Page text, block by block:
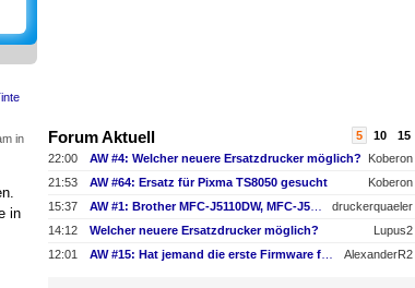
in
in
Forum Aktuell 5 10
15
22:00
AW #4: Welcher neuere Ersatzdrucker möglich?
Koberon
21:53
AW #64: Ersatz für Pixma TS8050 gesucht
Koberon
15:37
druckerquaeler
14:12
Welcher neuere Ersatzdrucker möglich?
Lupus2
12:01
AlexanderR2